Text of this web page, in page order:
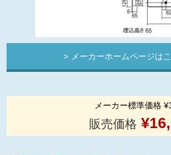
メーカーホームページは
メーカー標準価格
販売価格 ¥